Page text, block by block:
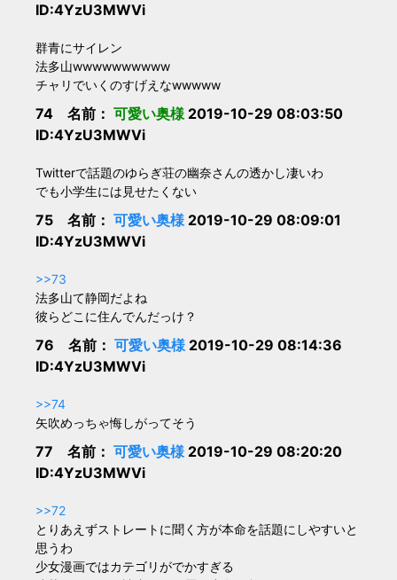
ID:4YzU3MWVi
群青にサイレン
法多山wwwwwwwwww
チャリでいくのすげえなwwwww
74 名前： 可愛い奥様2019-10-29 08:03:50
ID:4YzU3MWVi
Twitterで話題のゆらぎ荘の幽奈さんの透かし凄いわ
でも小学生には見せたくない
75 名前： 可愛い奥様2019-10-29 08:09:01
ID:4YzU3MWVi
>>73
法多山て静岡だよね
彼らどこに住んでんだっけ？
76 名前： 可愛い奥様2019-10-29 08:14:36
ID:4YzU3MWVi
>>74
矢吹めっちゃ悔しがってそう
77 名前： 可愛い奥様2019-10-29 08:20:20
ID:4YzU3MWVi
>>72
とりあえずストレートに聞く方が本命を話題にしやすいと
思うわ
少女漫画ではカテゴリがでかすぎる